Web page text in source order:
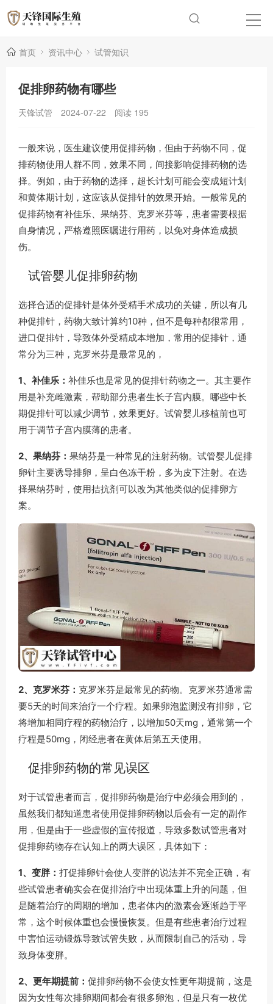
首页 资讯中心 试管知识
促排卵药物有哪些
天锋试管 2024-07-22 阅读 195
一般来说，医生建议使用促排药物，但由于药物不同，促
排药物使用人群不同，效果不同，间接影响促排药物的选
择。例如，由于药物的选择，超长计划可能会变成短计划
和黄体期计划，这应该从促排针的效果开始。一般常见的
促排药物有补佳乐、果纳芬、克罗米芬等，患者需要根据
自身情况，严格遵照医嘱进行用药，以免对身体造成损
伤。
试管婴儿促排卵药物
选择合适的促排针是体外受精手术成功的关键，所以有几
种促排针，药物大致计算约10种，但不是每种都很常用，
进口促排针，导致体外受精成本增加，常用的促排针，通
常分为三种，克罗米芬是最常见的，
1、补佳乐： 补佳乐也是常见的促排针药物之一。其主要作
用是补充雌激素，帮助部分患者生长子宫内膜。哪些中长
期促排针可以减少调节，效果更好。试管婴儿移植前也可
用于调节子宫内膜薄的患者。
2、果纳芬： 果纳芬是一种常见的注射药物。试管婴儿促排
卵针主要诱导排卵，呈白色冻干粉，多为皮下注射。在选
择果纳芬时，使用拮抗剂可以改为其他类似的促排卵方
案。
2、克罗米芬： 克罗米芬是最常见的药物。克罗米芬通常需
要5天的时间来治疗一个疗程。如果卵泡监测没有排卵，它
将增加相同疗程的药物治疗，以增加50天mg，通常第一个
疗程是50mg，闭经患者在黄体后第五天使用。
促排卵药物的常见误区
对于试管患者而言，促排卵药物是治疗中必须会用到的，
虽然我们都知道患者使用促排卵药物以后会有一定的副作
用，但是由于一些虚假的宣传报道，导致多数试管患者对
促排卵药物存在认知上的两大误区，具体如下：
1、变胖： 打促排卵针会使人变胖的说法并不完全正确，有
些试管患者确实会在促排治疗中出现体重上升的问题，但
是随着治疗的周期的增加，患者体内的激素会逐渐趋于平
常，这个时候体重也会慢慢恢复。但是有些患者治疗过程
中害怕运动锻炼导致试管失败，从而限制自己的活动，导
致身体变胖。
2、更年期提前： 促排卵药物不会使女性更年期提前，这是
因为女性每次排卵期间都会有很多卵泡，但是只有一枚优